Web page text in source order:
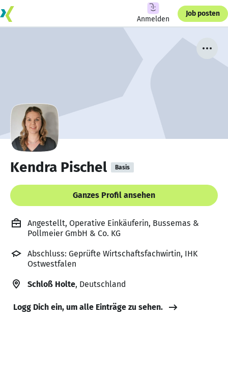
Anmelden
Job posten
Kendra Pischel Basis
Ganzes Profil ansehen
Angestellt, Operative Einkäuferin, Bussemas &
Pollmeier GmbH & Co. KG
Abschluss: Geprüfte Wirtschaftsfachwirtin, IHK
Ostwestfalen
Schloß Holte, Deutschland
Logg Dich ein, um alle Einträge zu sehen.